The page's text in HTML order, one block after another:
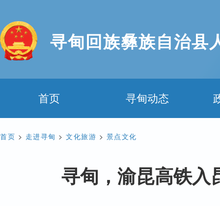
寻甸回族彝族自治县
首页 寻甸动态
首页 > 走进寻甸 > 文化旅游 > 景点文化
寻甸，渝昆高铁入